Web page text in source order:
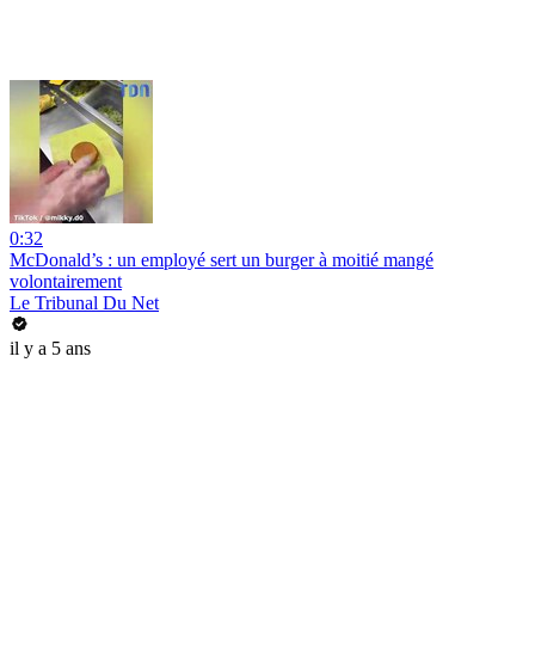
0:32
McDonald’s : un employé sert un burger à moitié mangé
volontairement
Le Tribunal Du Net
il y a 5 ans